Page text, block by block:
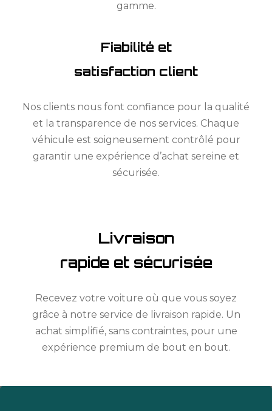
gamme.
Fiabilité et
satisfaction client
Nos clients nous font confiance pour la qualité
et la transparence de nos services. Chaque
véhicule est soigneusement contrôlé pour
garantir une expérience d’achat sereine et
sécurisée.
Livraison
rapide et sécurisée
Recevez votre voiture où que vous soyez
grâce à notre service de livraison rapide. Un
achat simplifié, sans contraintes, pour une
expérience premium de bout en bout.